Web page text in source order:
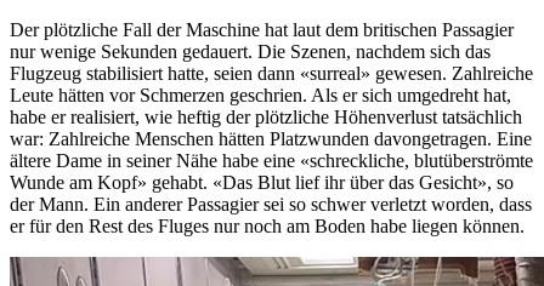
Der plötzliche Fall der Maschine hat laut dem britischen Passagier
nur wenige Sekunden gedauert. Die Szenen, nachdem sich das
Flugzeug stabilisiert hatte, seien dann «surreal» gewesen. Zahlreiche
Leute hätten vor Schmerzen geschrien. Als er sich umgedreht hat,
habe er realisiert, wie heftig der plötzliche Höhenverlust tatsächlich
war: Zahlreiche Menschen hätten Platzwunden davongetragen. Eine
ältere Dame in seiner Nähe habe eine «schreckliche, blutüberströmte
Wunde am Kopf» gehabt. «Das Blut lief ihr über das Gesicht», so
der Mann. Ein anderer Passagier sei so schwer verletzt worden, dass
er für den Rest des Fluges nur noch am Boden habe liegen können.